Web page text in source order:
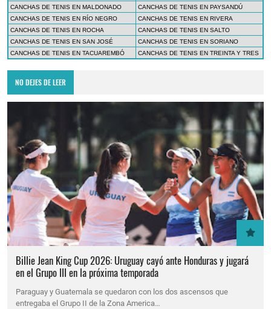
CANCHAS DE TENIS EN MALDONADO
CANCHAS DE TENIS EN PAYSANDÚ
CANCHAS DE TENIS EN RÍO NEGRO
CANCHAS DE TENIS EN RIVERA
CANCHAS DE TENIS EN ROCHA
CANCHAS DE TENIS EN SALTO
CANCHAS DE TENIS EN SAN JOSÉ
CANCHAS DE TENIS EN SORIANO
CANCHAS DE TENIS EN TACUAREMBÓ
CANCHAS DE TENIS EN TREINTA Y TRES
NO DEJES DE LEER
Billie Jean King Cup 2026: Uruguay cayó ante Honduras y jugará
en el Grupo III en la próxima temporada
Paraguay y Guatemala se quedaron con los dos ascensos que
entregaba el Grupo II de la Zona America…